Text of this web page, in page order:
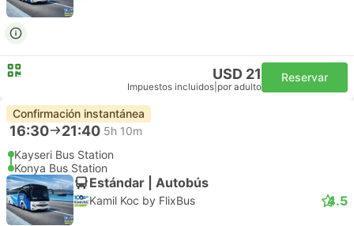
USD 21
Impuestos incluidos por adulto
Reservar
Confirmación instantánea
16:30 21:40 5h 10m
Kayseri Bus Station
Konya Bus Station
Estándar | Autobús
Kamil Koc by FlixBus 4.5